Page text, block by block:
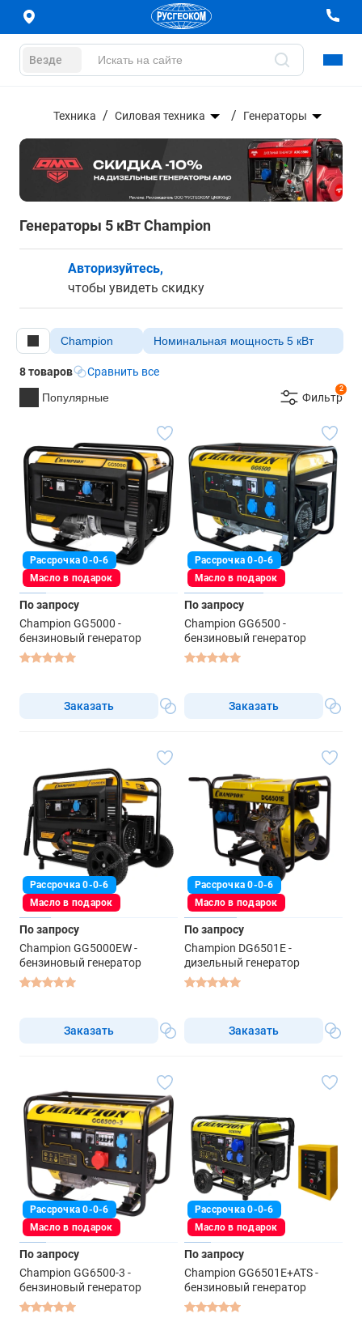
Везде
Техника Силовая техника Генераторы
Генераторы 5 кВт Champion
Авторизуйтесь,
чтобы увидеть скидку
Champion Номинальная мощность 5 кВт
8 товаров
Сравнить все
Популярные
2
Фильтр
Рассрочка 0-0-6
Масло в подарок
По запросу
Champion GG5000 -
бензиновый генератор
Заказать
Рассрочка 0-0-6
Масло в подарок
По запросу
Champion GG6500 -
бензиновый генератор
Заказать
Рассрочка 0-0-6
Масло в подарок
По запросу
Champion GG5000EW -
бензиновый генератор
Заказать
Рассрочка 0-0-6
Масло в подарок
По запросу
Champion DG6501E -
дизельный генератор
Заказать
Рассрочка 0-0-6
Масло в подарок
По запросу
Champion GG6500-3 -
бензиновый генератор
Рассрочка 0-0-6
Масло в подарок
По запросу
Champion GG6501E+ATS -
бензиновый генератор